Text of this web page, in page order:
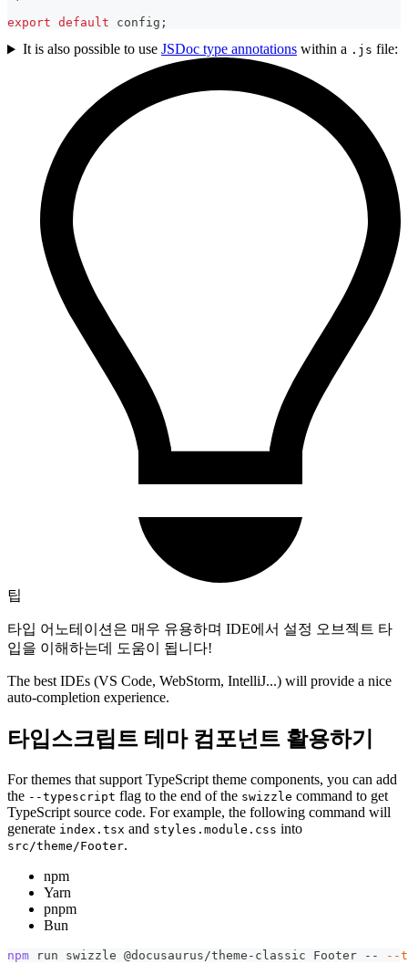
export default config ;
It is also possible to use JSDoc type annotationswithin a .js file:
팁
타입 어노테이션은 매우 유용하며 IDE에서 설정 오브젝트 타
입을 이해하는데 도움이 됩니다!
The best IDEs (VS Code, WebStorm, IntelliJ...) will provide a nice
auto-completion experience.
타입스크립트 테마 컴포넌트 활용하기
For themes that support TypeScript theme components, you can add
the --typescript flag to the end of the swizzle command to get
TypeScript source code. For example, the following command will
generate index.tsx and styles.module.css into
src/theme/Footer.
npm
Yarn
pnpm
Bun
npm run swizzle @docusaurus/theme-classic Footer -- --